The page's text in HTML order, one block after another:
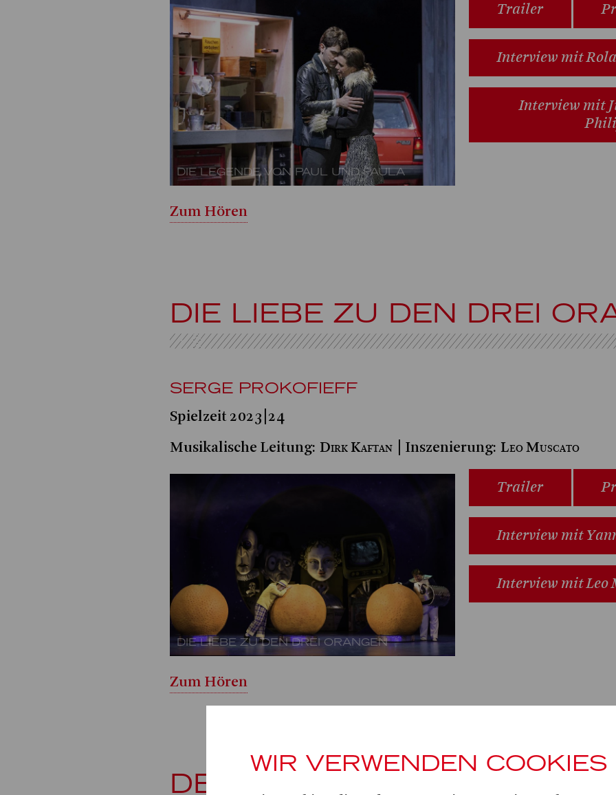
DIE LEGENDE VON PAUL UND PAULA
Zum Hören
Trailer
Interview mit
Interview mit
DIE LIEBE ZU DEN DREI
SERGE PROKOFIEFF
Spielzeit 2023|24
Musikalische Leitung: Dirk Kaftan | Inszenierung:Leo Muscato
DIE LIEBE ZU DEN DREI ORANGEN
Zum Hören
Trailer
Interview mit
Interview mit Leo
DER LIEBESTRANK
WIR VERWENDEN COOKIES